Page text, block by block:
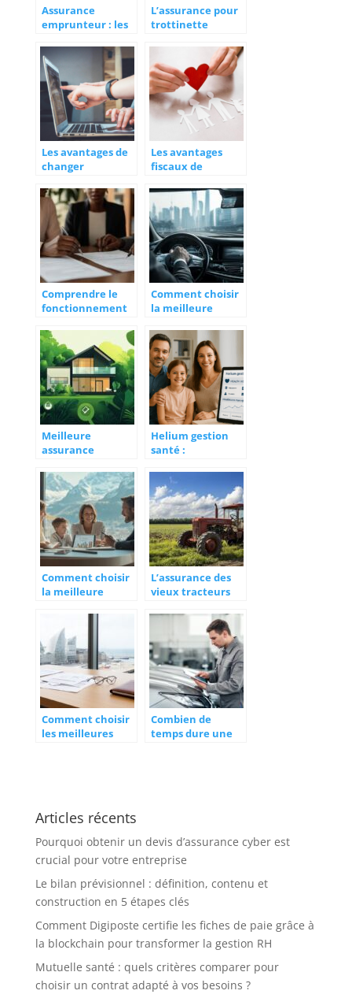
Assurance
emprunteur : les
avantages a la
souscription
L’assurance pour
trottinette
question
Les avantages de
changer
le premier
anniversaire
Les avantages
fiscaux de
après 8 ans
Comprendre le
fonctionnement
emprunteur pour
votre prêt
immobilier
Comment choisir
la meilleure
VTC et bénéficier
d’une protection
optimale
Meilleure
assurance
Trouver des
temoignages
fiables face aux
retours negatifs
Helium gestion
santé :
économiques et
industrielles qui
transforment le
secteur médical
Comment choisir
la meilleure
pour 2026
L’assurance des
vieux tracteurs
collection : guide
complet pour
protéger votre
patrimoine
Comment choisir
les meilleures
Combien de
temps dure une
Articles récents
Pourquoi obtenir un devis d’assurance cyber est
crucial pour votre entreprise
Le bilan prévisionnel : définition, contenu et
construction en 5 étapes clés
Comment Digiposte certifie les fiches de paie grâce à
la blockchain pour transformer la gestion RH
Mutuelle santé : quels critères comparer pour
choisir un contrat adapté à vos besoins ?